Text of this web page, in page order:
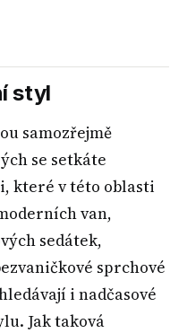
styl
samozřejmě
se setkáte
které v této oblasti
van,
sedátek,
sprchové
i nadčasové
Jak taková